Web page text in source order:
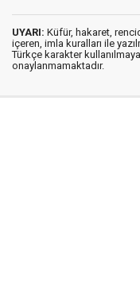
UYARI: Küfür, hakaret,
içeren, imla kuralları ile
Türkçe karakter
onaylanmamaktadır.